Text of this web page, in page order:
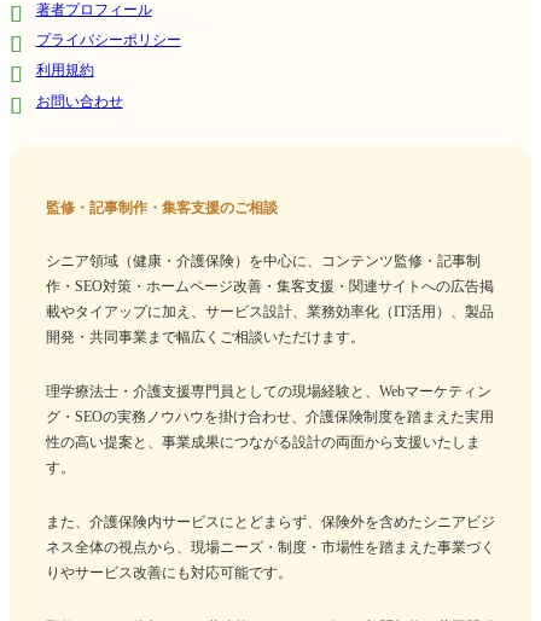
著者プロフィール
プライバシーポリシー
利用規約
お問い合わせ
監修・記事制作・集客支援のご相談
シニア領域（健康・介護保険）を中心に、コンテンツ監修・記事制
作・SEO対策・ホームページ改善・集客支援・関連サイトへの広告掲
載やタイアップに加え、サービス設計、業務効率化（IT活用）、製品
開発・共同事業まで幅広くご相談いただけます。
理学療法士・介護支援専門員としての現場経験と、Webマーケティン
グ・SEOの実務ノウハウを掛け合わせ、介護保険制度を踏まえた実用
性の高い提案と、事業成果につながる設計の両面から支援いたしま
す。
また、介護保険内サービスにとどまらず、保険外を含めたシニアビジ
ネス全体の視点から、現場ニーズ・制度・市場性を踏まえた事業づく
りやサービス改善にも対応可能です。